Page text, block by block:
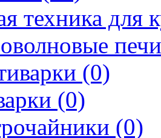
техника для
(0)
(0)
(0)